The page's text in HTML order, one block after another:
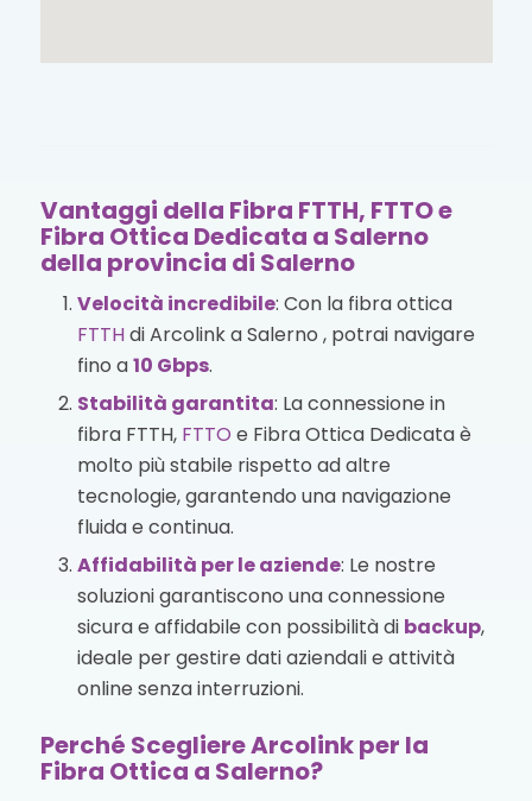
Vantaggi della Fibra FTTH, FTTO e
Fibra Ottica Dedicata a Salerno
della provincia di Salerno
Velocità incredibile: Con la fibra ottica
FTTHdi Arcolink a Salerno , potrai navigare
fino a10 Gbps.
Stabilità garantita: La connessione in
fibra FTTH, FTTO e Fibra Ottica Dedicata è
molto più stabile rispetto ad altre
tecnologie, garantendo una navigazione
fluida e continua.
Affidabilità per le aziende: Le nostre
soluzioni garantiscono una connessione
sicura e affidabile con possibilità di backup,
ideale per gestire dati aziendali e attività
online senza interruzioni.
Perché Scegliere Arcolink per la
Fibra Ottica a Salerno?